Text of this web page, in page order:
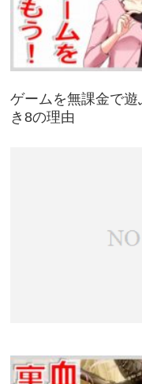
ゲームを無課金で
き8の理由